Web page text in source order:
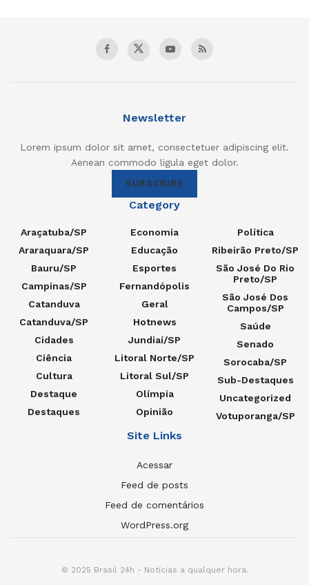
Newsletter
Lorem ipsum dolor sit amet, consectetuer adipiscing elit.
Aenean commodo ligula eget dolor.
SUBSCRIBE
Category
Araçatuba/SP
Araraquara/SP
Bauru/SP
Campinas/SP
Catanduva
Catanduva/SP
Cidades
Ciência
Cultura
Destaque
Destaques
Economia
Educação
Esportes
Fernandópolis
Geral
Hotnews
Jundiaí/SP
Litoral Norte/SP
Litoral Sul/SP
Olímpia
Opinião
Política
Ribeirão Preto/SP
São José Do Rio
Preto/SP
São José Dos
Campos/SP
Saúde
Senado
Sorocaba/SP
Sub-Destaques
Uncategorized
Votuporanga/SP
Site Links
Acessar
Feed de posts
Feed de comentários
WordPress.org
© 2025 Brasil 24h - Notícias a qualquer hora.